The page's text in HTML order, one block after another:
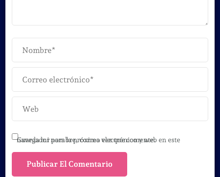
Guarda mi nombre, correo electrónico y web en este navegador para la próxima vez que comente.